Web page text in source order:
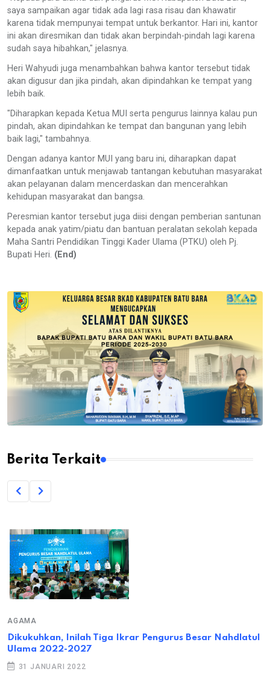
saya sampaikan agar tidak ada lagi rasa risau dan khawatir
karena tidak mempunyai tempat untuk berkantor. Hari ini, kantor
ini akan diresmikan dan tidak akan berpindah-pindah lagi karena
sudah saya hibahkan," jelasnya.
Heri Wahyudi juga menambahkan bahwa kantor tersebut tidak
akan digusur dan jika pindah, akan dipindahkan ke tempat yang
lebih baik.
"Diharapkan kepada Ketua MUI serta pengurus lainnya kalau pun
pindah, akan dipindahkan ke tempat dan bangunan yang lebih
baik lagi," tambahnya.
Dengan adanya kantor MUI yang baru ini, diharapkan dapat
dimanfaatkan untuk menjawab tantangan kebutuhan masyarakat
akan pelayanan dalam mencerdaskan dan mencerahkan
kehidupan masyarakat dan bangsa.
Peresmian kantor tersebut juga diisi dengan pemberian santunan
kepada anak yatim/piatu dan bantuan peralatan sekolah kepada
Maha Santri Pendidikan Tinggi Kader Ulama (PTKU) oleh Pj.
Bupati Heri. (End)
Berita Terkait
AGAMA
Dikukuhkan, Inilah Tiga Ikrar Pengurus Besar Nahdlatul
Ulama 2022-2027
31 JANUARI 2022